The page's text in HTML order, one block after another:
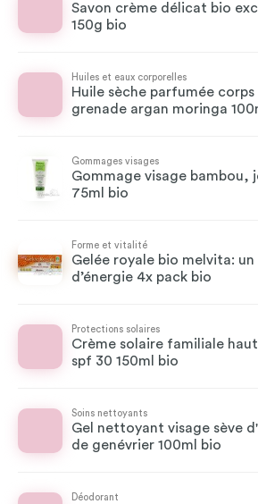
Savon crème délicat bio
150g bio
Huiles et eaux corporelles
Huile sèche parfumée
grenade argan moringa
Gommages visages
Gommage visage bambou,
75ml bio
Forme et vitalité
Gelée royale bio melvita:
d’énergie 4x pack bio
Protections solaires
Crème solaire familiale
spf 30 150ml bio
Soins nettoyants
Gel nettoyant visage sève
de genévrier 100ml bio
Déodorant